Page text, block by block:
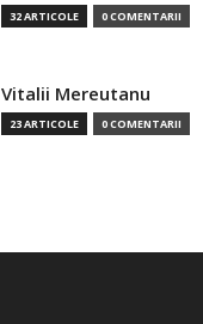
32 ARTICOLE 0 COMENTARII
Vitalii Mereutanu
23 ARTICOLE 0 COMENTARII